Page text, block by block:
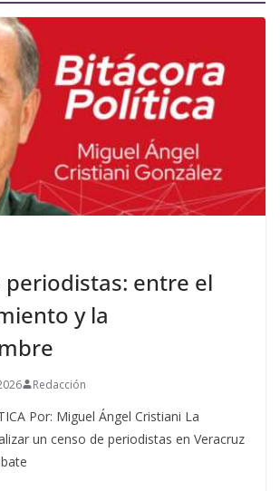
periodistas: entre el
y la
Redacción
Por: Miguel Ángel Cristiani La
un censo de periodistas en Veracruz